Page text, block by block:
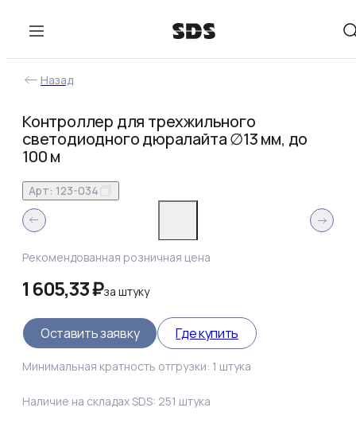
Назад
Контроллер для трехжильного
светодиодного дюралайта ∅13 мм, до
100 м
Арт: 123-034
Рекомендованная розничная цена
1 605,33 ₽за штуку
Оставить заявку Где купить
Минимальная кратность отгрузки: 1 штука
Наличие на складах SDS: 251 штука